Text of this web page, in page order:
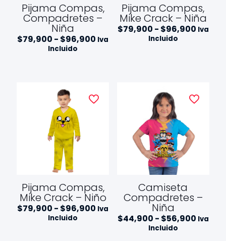
Pijama Compas,
Compadretes –
Niña
$79,900 - $96,900 Rango
Iva
Incluido
Pijama Compas,
Mike Crack – Niña
$79,900 - $96,900Rango
Iva
Incluido
Pijama Compas,
Mike Crack – Niño
$79,900 - $96,900 Rango
precios:
Iva
Incluido
Camiseta
Compadretes –
Niña
$44,900 - $56,900Rango
Iva
Incluido